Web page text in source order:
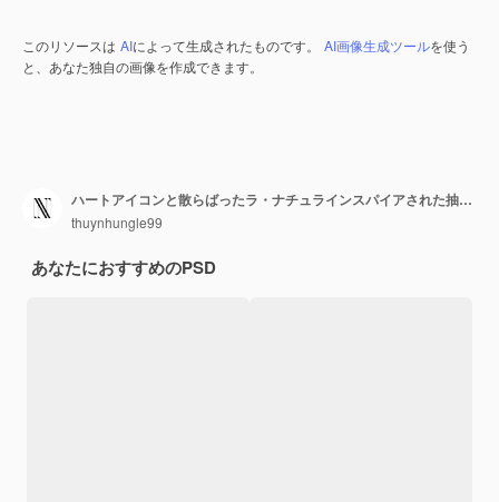
このリソースは AIによって生成されたものです。 AI画像生成ツールを使う
と、あなた独自の画像を作成できます。
ハートアイコンと散らばったラ・ナチュラインスパイアされた抽象的な概要アート
thuynhungle99
あなたにおすすめのPSD